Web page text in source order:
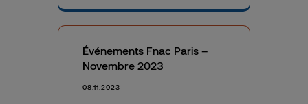
Événements Fnac Paris –
Novembre 2023
08.11.2023